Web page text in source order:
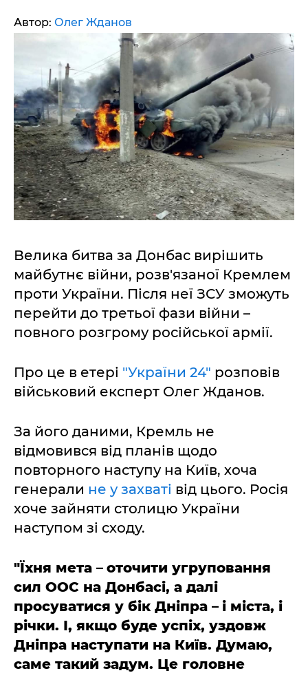
Автор: Олег Жданов
Велика битва за Донбас вирішить
майбутнє війни, розв'язаної Кремлем
проти України. Після неї ЗСУ зможуть
перейти до третьої фази війни –
повного розгрому російської армії.
Про це в етері "України 24" розповів
військовий експерт Олег Жданов.
За його даними, Кремль не
відмовився від планів щодо
повторного наступу на Київ, хоча
генерали не у захваті від цього. Росія
хоче зайняти столицю України
наступом зі сходу.
"Їхня мета – оточити угруповання
сил ООС на Донбасі, а далі
просуватися у бік Дніпра – і міста, і
річки. І, якщо буде успіх, уздовж
Дніпра наступати на Київ. Думаю,
саме такий задум. Це головне